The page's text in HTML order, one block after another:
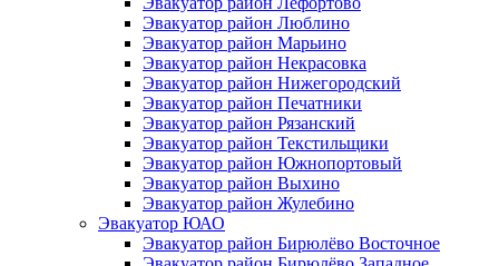
Эвакуатор район Люблино
Эвакуатор район Марьино
Эвакуатор район Некрасовка
Эвакуатор район Нижегородский
Эвакуатор район Печатники
Эвакуатор район Рязанский
Эвакуатор район Текстильщики
Эвакуатор район Южнопортовый
Эвакуатор район Выхино
Эвакуатор район Жулебино
Эвакуатор ЮАО
Эвакуатор район Бирюлёво Восточное